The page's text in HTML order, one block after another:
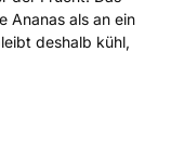
Ananas als an ein
deshalb kühl,